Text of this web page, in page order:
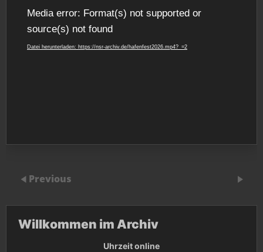
Video-
Player
Media error: Format(s) not supported or
source(s) not found
Datei herunterladen: https://nsr-archiv.de/hafenfest2026.mp4?_=2
Previous
Willkommen im Archiv
Uhrzeit online